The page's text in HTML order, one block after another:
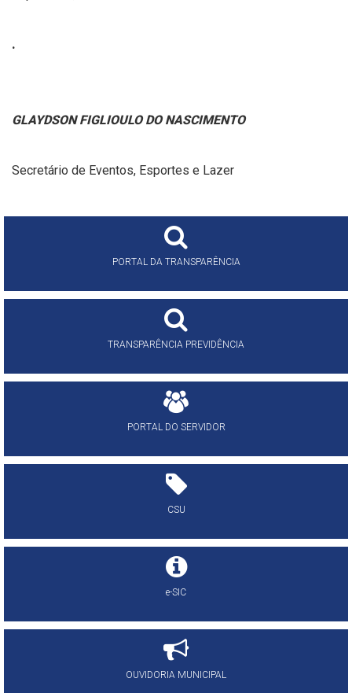
.
GLAYDSON FIGLIOULO DO NASCIMENTO
Secretário de Eventos, Esportes e Lazer
PORTAL DA TRANSPARÊNCIA
TRANSPARÊNCIA PREVIDÊNCIA
PORTAL DO SERVIDOR
CSU
e-SIC
OUVIDORIA MUNICIPAL